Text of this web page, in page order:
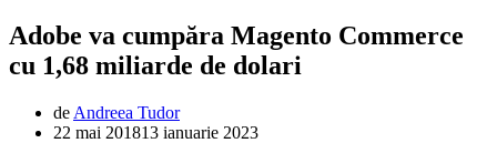
Adobe va cumpăra Magento Commerce
cu 1,68 miliarde de dolari
de Andreea Tudor
22 mai 201813 ianuarie 2023